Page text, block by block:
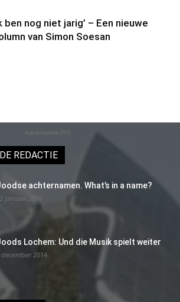
ben nog niet jarig’ – Een nieuwe
van Simon Soesan
Advertentie (11)
REDACTIE
achternamen. What’s in a name?
januari 2016
Lochem: Und die Musik spielt weiter
december 2014